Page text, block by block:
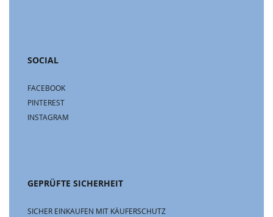
SOCIAL
FACEBOOK
PINTEREST
INSTAGRAM
GEPRÜFTE SICHERHEIT
SICHER EINKAUFEN MIT KÄUFERSCHUTZ